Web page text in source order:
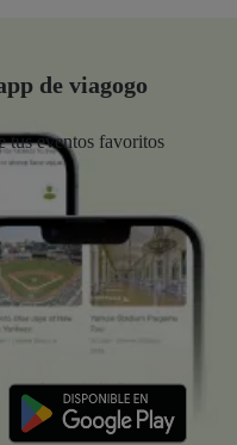
de viagogo
tus eventos favoritos